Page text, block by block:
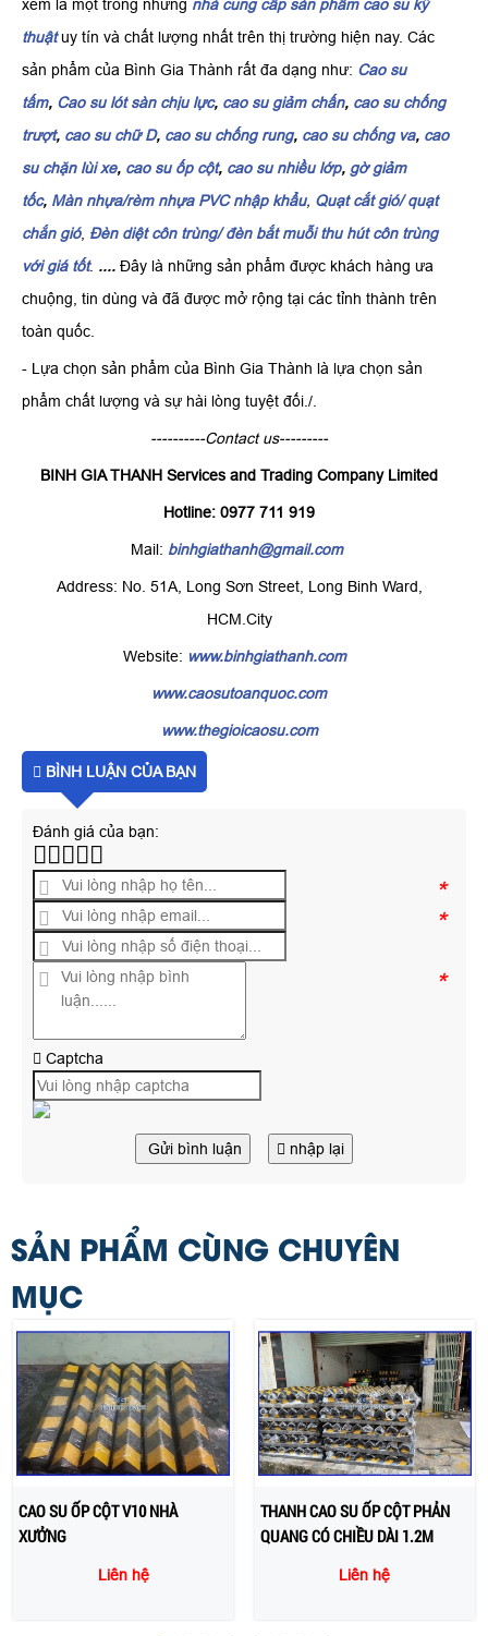
xem là một trong những nhà cung cấp sản phẩm cao su kỹ
thuậtuy tín và chất lượng nhất trên thị trường hiện nay. Các
sản phẩm của Bình Gia Thành rất đa dạng như: Cao su
tấm, Cao su lót sàn chịu lực, cao su giảm chấn, cao su chống
trượt, cao su chữ D, cao su chống rung, cao su chống va, cao
su chặn lùi xe, cao su ốp cột, cao su nhiều lớp, gờ giảm
tốc, Màn nhựa/rèm nhựa PVC nhập khẩu, Quạt cắt gió/ quạt
chắn gió, Đèn diệt côn trùng/ đèn bắt muỗi thu hút côn trùng
với giá tốt. .... Đây là những sản phẩm được khách hàng ưa
chuộng, tin dùng và đã được mở rộng tại các tỉnh thành trên
toàn quốc.
- Lựa chọn sản phẩm của Bình Gia Thành là lựa chọn sản
phẩm chất lượng và sự hài lòng tuyệt đối./.
----------Contact us---------
BINH GIA THANH Services and Trading Company Limited
Hotline: 0977 711 919
Mail: binhgiathanh@gmail.com
Address: No. 51A, Long Sơn Street, Long Binh Ward,
HCM.City
Website: www.binhgiathanh.com
www.caosutoanquoc.com
www.thegioicaosu.com
BÌNH LUẬN CỦA BẠN
Đánh giá của bạn:
*
*
*
Captcha
Gửi bình luận nhập lại
SẢN PHẨM CÙNG CHUYÊN
MỤC
CAO SU ỐP CỘT V10 NHÀ
XƯỞNG
Liên hệ
THANH CAO SU ỐP CỘT PHẢN
QUANG CÓ CHIỀU DÀI 1.2M
Liên hệ